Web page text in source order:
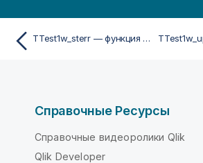
TTest1w_sterr — функция скриптa и диаграммы
Справочные Ресурсы
Справочные видеоролики Qlik
Qlik Developer